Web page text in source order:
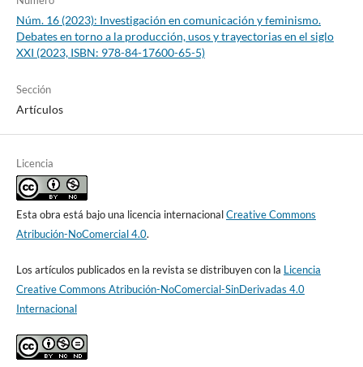
Núm. 16 (2023): Investigación en comunicación y feminismo.
Debates en torno a la producción, usos y trayectorias en el siglo
XXI (2023, ISBN: 978-84-17600-65-5)
Sección
Artículos
Licencia
Esta obra está bajo una licencia internacionalCreative Commons
Atribución-NoComercial 4.0.
Los artículos publicados en la revista se distribuyen con la Licencia
Creative Commons Atribución-NoComercial-SinDerivadas 4.0
Internacional